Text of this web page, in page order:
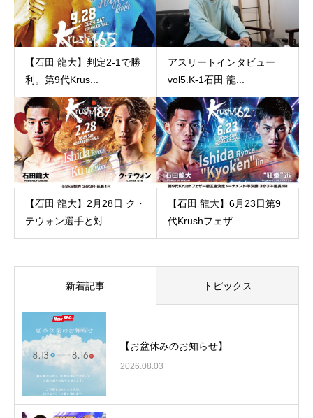
【石田 龍大】判定2-1で勝
利。第9代Krus...
アスリートインタビュー
vol5.K-1石田 龍...
【石田 龍大】2月28日 ク・
テウォン選手と対...
【石田 龍大】6月23日第9
代Krushフェザ...
新着記事 トピックス
【お盆休みのお知らせ】
2026.08.03